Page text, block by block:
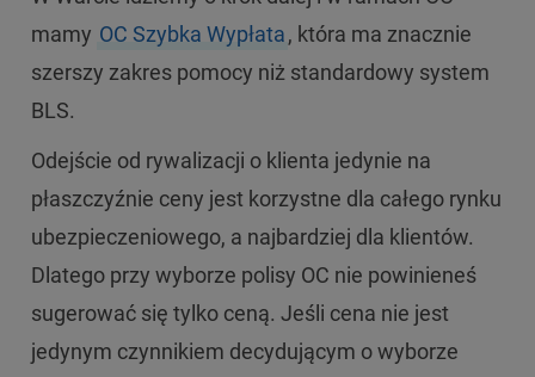
mamy OC Szybka Wypłata, która ma znacznie
szerszy zakres pomocy niż standardowy system
BLS.
Odejście od rywalizacji o klienta jedynie na
płaszczyźnie ceny jest korzystne dla całego rynku
ubezpieczeniowego, a najbardziej dla klientów.
Dlatego przy wyborze polisy OC nie powinieneś
sugerować się tylko ceną. Jeśli cena nie jest
jedynym czynnikiem decydującym o wyborze